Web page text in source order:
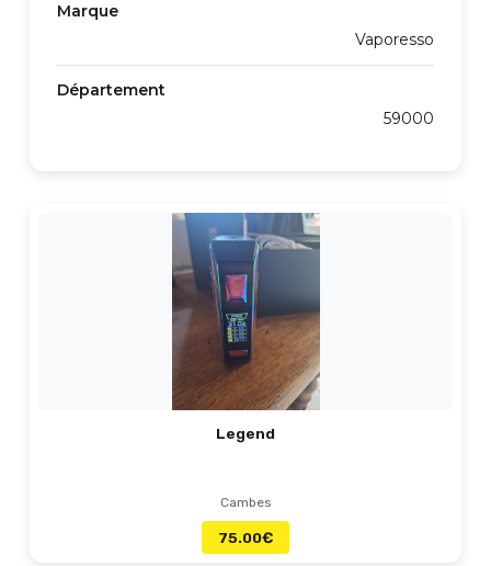
Marque
Vaporesso
Département
59000
Legend
Cambes
75.00€